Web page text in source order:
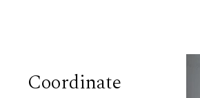
Coordinate